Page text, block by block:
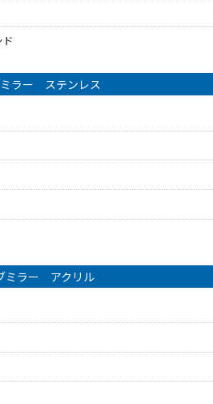
ラー ステンレス
ミラー アクリル